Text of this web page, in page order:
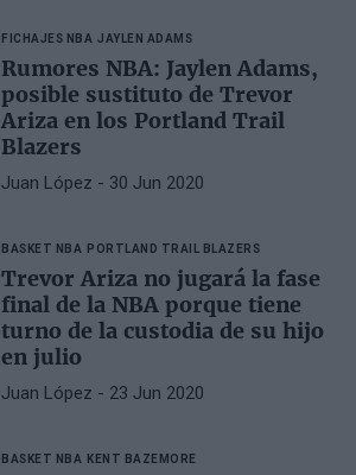
FICHAJES NBA JAYLEN ADAMS
Rumores NBA: Jaylen Adams,
posible sustituto de Trevor
Ariza en los Portland Trail
Blazers
Juan López - 30 Jun 2020
BASKET NBA PORTLAND TRAIL BLAZERS
Trevor Ariza no jugará la fase
final de la NBA porque tiene
turno de la custodia de su hijo
en julio
Juan López - 23 Jun 2020
BASKET NBA KENT BAZEMORE